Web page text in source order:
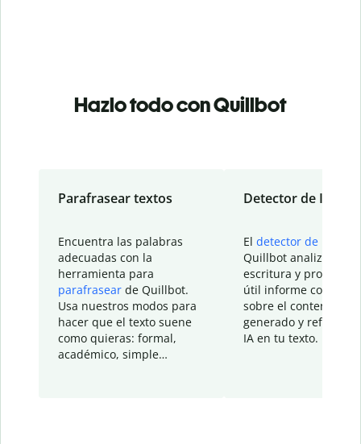
Hazlo todo con Quillbot
Parafrasear textos
Encuentra las palabras
adecuadas con la
herramienta para
parafrasear de Quillbot.
Usa nuestros modos para
hacer que el texto suene
como quieras: formal,
académico, simple…
Detector de IA
El detector de IA
Quillbot analiza tu
escritura y
útil informe con
sobre el contenido
generado y refinado
IA en tu texto.